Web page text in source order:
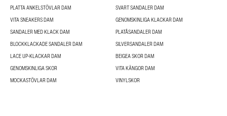
PLATTA ANKELSTÖVLAR DAM
SVART SANDALER DAM
VITA SNEAKERS DAM
GENOMSKINLIGA KLACKAR DAM
SANDALER MED KLACK DAM
PLATÅSANDALER DAM
BLOCKKLACKADE SANDALER DAM
SILVERSANDALER DAM
LACE UP-KLACKAR DAM
BEIGEA SKOR DAM
GENOMSKINLIGA SKOR
VITA KÄNGOR DAM
MOCKASTÖVLAR DAM
VINYLSKOR